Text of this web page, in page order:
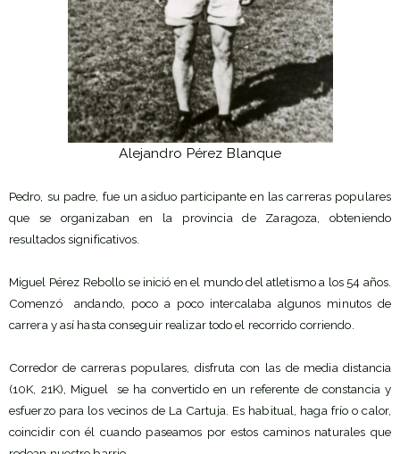
Alejandro Pérez Blanque
Pedro, su padre, fue un asiduo participante en las carreras populares
que se organizaban en la provincia de Zaragoza, obteniendo
resultados significativos.
Miguel Pérez Rebollo se inició en el mundo del atletismo a los 54 años.
Comenzó andando, poco a poco intercalaba algunos minutos de
carrera y así hasta conseguir realizar todo el recorrido corriendo.
Corredor de carreras populares, disfruta con las de media distancia
(10K, 21K), Miguel se ha convertido en un referente de constancia y
esfuerzo para los vecinos de La Cartuja. Es habitual, haga frío o calor,
coincidir con él cuando paseamos por estos caminos naturales que